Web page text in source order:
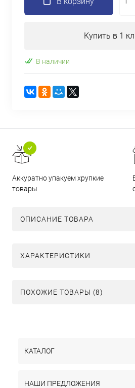
Купить в 1
В наличии
Аккуратно упакуем хрупкие
товары
ОПИСАНИЕ ТОВАРА
ХАРАКТЕРИСТИКИ
ПОХОЖИЕ ТОВАРЫ (8)
КАТАЛОГ
НАШИ ПРЕДЛОЖЕНИЯ